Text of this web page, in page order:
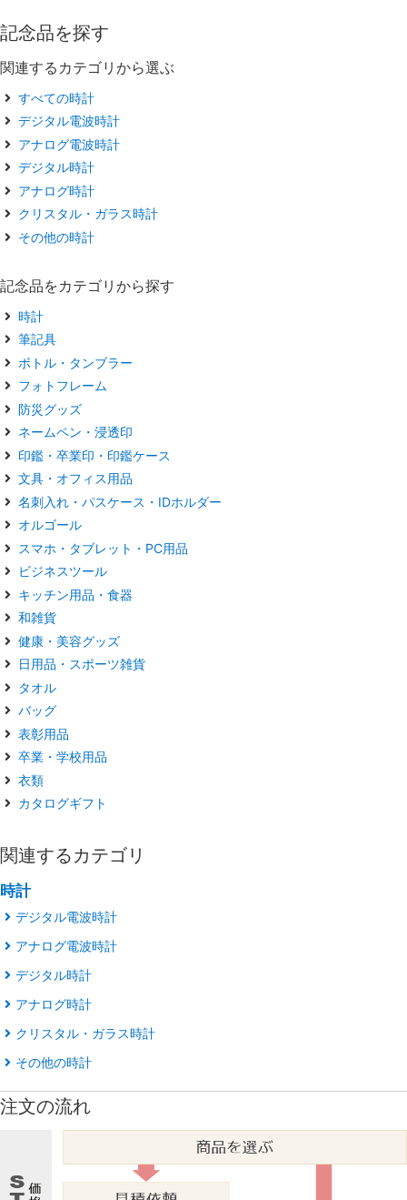
記念品を探す
関連するカテゴリから選ぶ
すべての時計
デジタル電波時計
アナログ電波時計
デジタル時計
アナログ時計
クリスタル・ガラス時計
その他の時計
記念品をカテゴリから探す
時計
筆記具
ボトル・タンブラー
フォトフレーム
防災グッズ
ネームペン・浸透印
印鑑・卒業印・印鑑ケース
文具・オフィス用品
名刺入れ・パスケース・IDホルダー
オルゴール
スマホ・タブレット・PC用品
ビジネスツール
キッチン用品・食器
和雑貨
健康・美容グッズ
日用品・スポーツ雑貨
タオル
バッグ
表彰用品
卒業・学校用品
衣類
カタログギフト
関連するカテゴリ
時計
デジタル電波時計
アナログ電波時計
デジタル時計
アナログ時計
クリスタル・ガラス時計
その他の時計
注文の流れ